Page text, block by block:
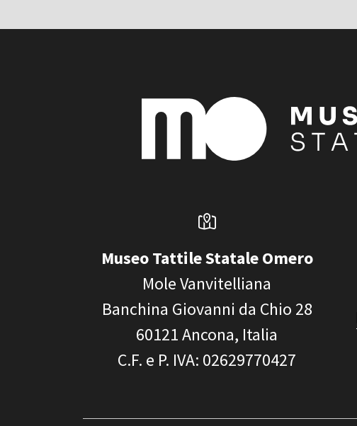
Museo Tattile Statale Omero
Mole Vanvitelliana
Banchina Giovanni da Chio 28
60121Ancona, Italia
C.F. e P. IVA: 02629770427